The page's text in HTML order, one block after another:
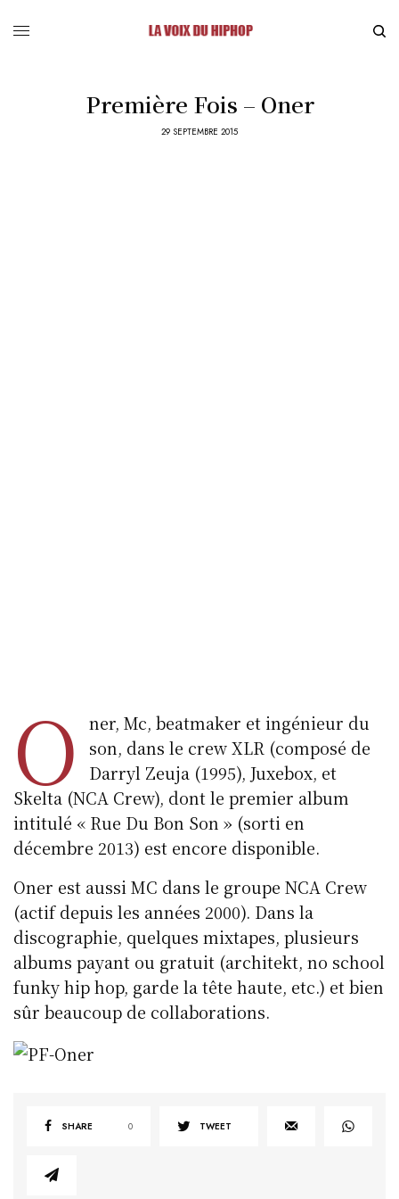
Première Fois – Oner
29 SEPTEMBRE 2015
O
ner, Mc, beatmaker et ingénieur du
son, dans le crew XLR (composé de
Darryl Zeuja (1995), Juxebox, et
Skelta (NCA Crew), dont le premier album
intitulé « Rue Du Bon Son » (sorti en
décembre 2013) est encore disponible.
Oner est aussi MC dans le groupe NCA Crew
(actif depuis les années 2000). Dans la
discographie, quelques mixtapes, plusieurs
albums payant ou gratuit (architekt, no school
funky hip hop, garde la tête haute, etc.) et bien
sûr beaucoup de collaborations.
SHARE 0 TWEET